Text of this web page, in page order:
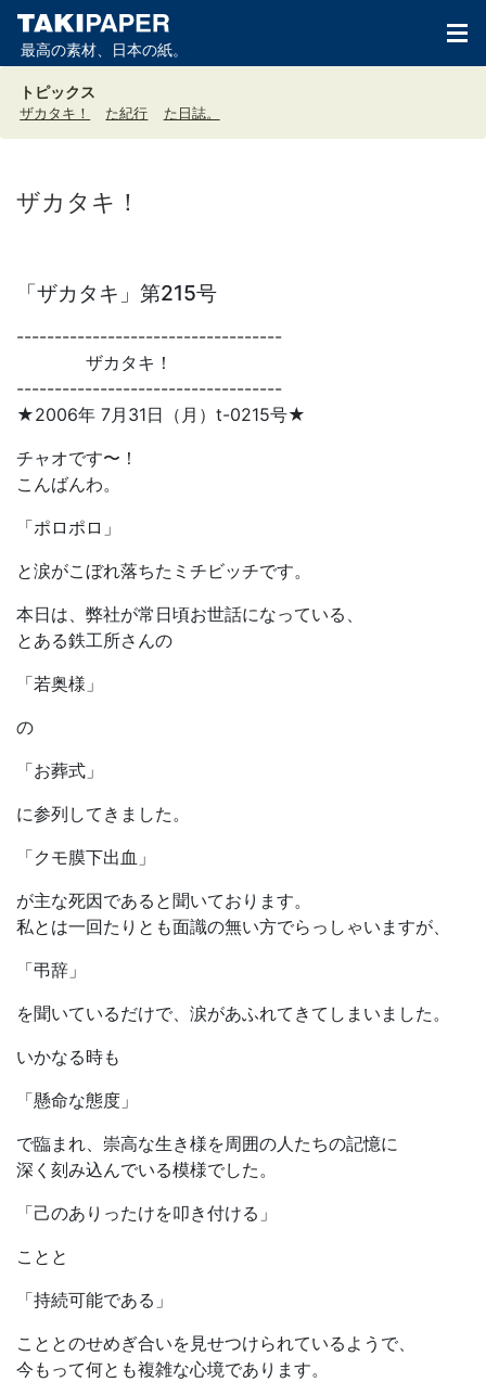
最高の素材、日本の紙。
トピックス
ザカタキ！ た紀行 た日誌。
ザカタキ！
「ザカタキ」第215号
-----------------------------------
ザカタキ！
-----------------------------------
★2006年 7月31日（月）t-0215号★
チャオです〜！
こんばんわ。
「ポロポロ」
と涙がこぼれ落ちたミチビッチです。
本日は、弊社が常日頃お世話になっている、
とある鉄工所さんの
「若奥様」
の
「お葬式」
に参列してきました。
「クモ膜下出血」
が主な死因であると聞いております。
私とは一回たりとも面識の無い方でらっしゃいますが、
「弔辞」
を聞いているだけで、涙があふれてきてしまいました。
いかなる時も
「懸命な態度」
で臨まれ、崇高な生き様を周囲の人たちの記憶に
深く刻み込んでいる模様でした。
「己のありったけを叩き付ける」
ことと
「持続可能である」
こととのせめぎ合いを見せつけられているようで、
今もって何とも複雑な心境であります。